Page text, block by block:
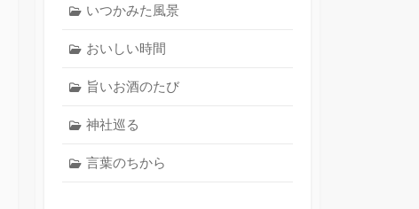
いつかみた風景
おいしい時間
旨いお酒のたび
神社巡る
言葉のちから